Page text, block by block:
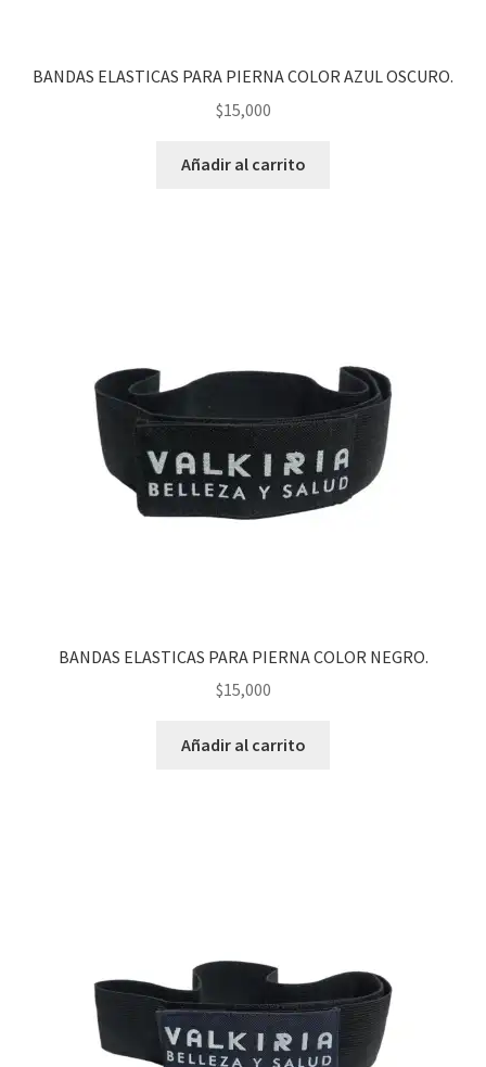
BANDAS ELASTICAS PARA PIERNA COLOR AZUL OSCURO.
$15,000
Añadir al carrito
BANDAS ELASTICAS PARA PIERNA COLOR NEGRO.
$15,000
Añadir al carrito